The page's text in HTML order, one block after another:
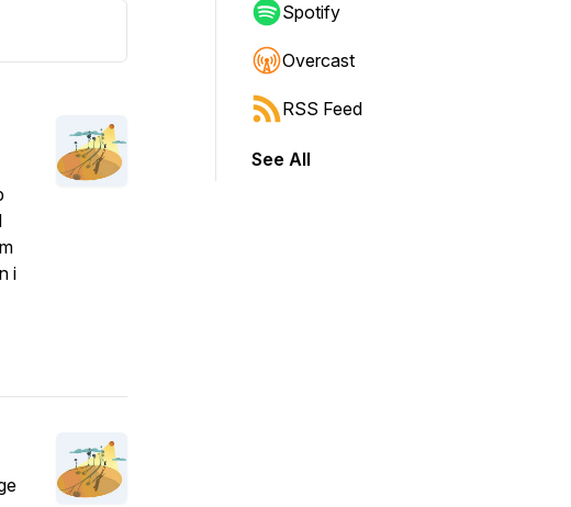
i
Spotify
Overcast
RSS Feed
See All